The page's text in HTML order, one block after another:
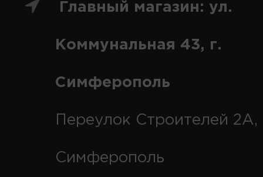
Главный магазин: ул.
Коммунальная 43, г.
Симферополь
Переулок Строителей 2А,
Симферополь